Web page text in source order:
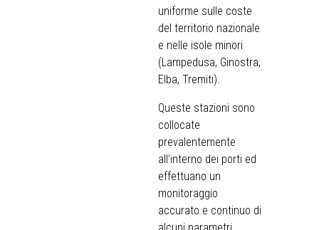
uniforme sulle coste
del territorio nazionale
e nelle isole minori
(Lampedusa, Ginostra,
Elba, Tremiti).
Queste stazioni sono
collocate
prevalentemente
all’interno dei porti ed
effettuano un
monitoraggio
accurato e continuo di